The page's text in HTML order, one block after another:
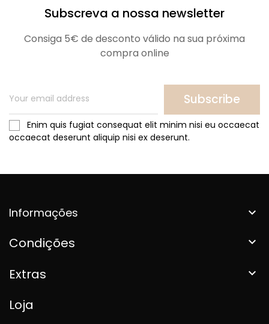
Subscreva a nossa newsletter
Consiga 5€ de desconto válido na sua próxima
compra online
Subscribe
Enim quis fugiat consequat elit minim nisi eu occaecat
occaecat deserunt aliquip nisi ex deserunt.
Informações 
Condições 
Extras 
Loja